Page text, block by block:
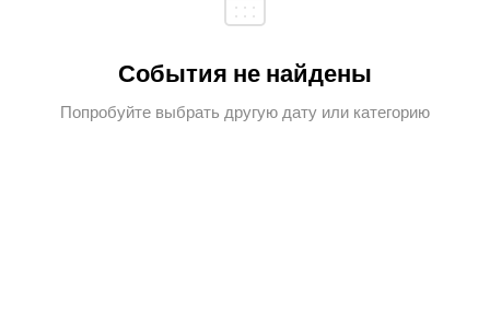
События не найдены
Попробуйте выбрать другую дату или категорию